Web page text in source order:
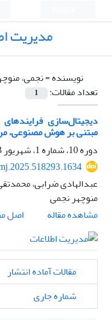
مدیریت
نویسنده =نجمی،
تعداد مقالات:
1
دیجیتال‌سازی
مبتنی بر هوش مصنوعی،
دوره 10، شماره 1، شهریور 1403
عبدالهادی ضرابی،
منوچهر نجمی
مشاهده مقاله
اصل
مقالات آماده انتشار
شماره جاری